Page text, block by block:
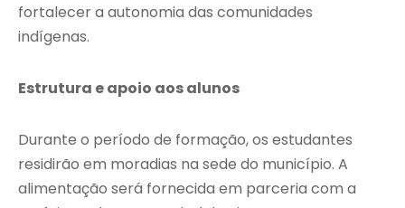
fortalecer a autonomia das comunidades
indígenas.
Estrutura e apoio aos alunos
Durante o período de formação, os estudantes
residirão em moradias na sede do município. A
alimentação será fornecida em parceria com a